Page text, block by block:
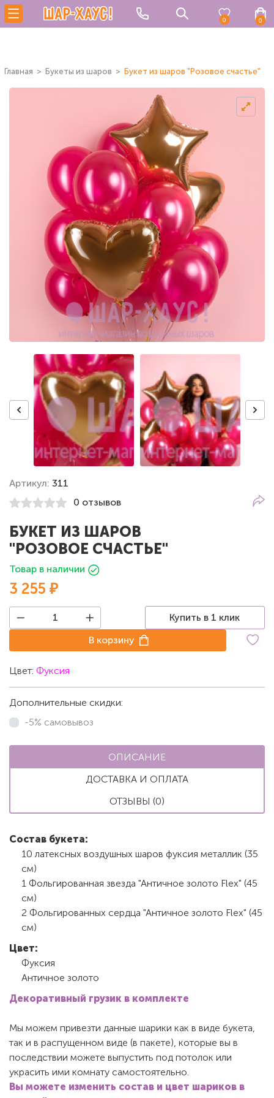
0 0
Главная Букеты из шаров Букет из шаров "Розовое счастье"
Артикул: 311
0 отзывов
БУКЕТ ИЗ ШАРОВ
"РОЗОВОЕ СЧАСТЬЕ"
Товар в наличии
3 255 ₽
Купить в 1 клик
В корзину
Цвет: Фуксия
Дополнительные скидки:
-5% самовывоз
ОПИСАНИЕ
ДОСТАВКА И ОПЛАТА
ОТЗЫВЫ (0)
Состав букета:
10 латексных воздушных шаров фуксия металлик (35
см)
1 Фольгированная звезда "Античное золото Flex" (45
см)
2 Фольгированных сердца "Античное золото Flex" (45
см)
Цвет:
Фуксия
Античное золото
Декоративный грузик в комплекте
Мы можем привезти данные шарики как в виде букета,
так и в распущенном виде (в пакете), которые вы в
последствии можете выпустить под потолок или
украсить ими комнату самостоятельно.
Вы можете изменить состав и цвет шариков в